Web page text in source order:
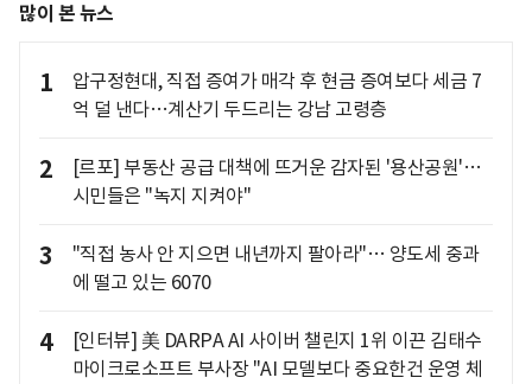
많이 본 뉴스
1
압구정현대, 직접 증여가 매각 후 현금 증여보다 세금 7
억 덜 낸다…계산기 두드리는 강남 고령층
2
[르포] 부동산 공급 대책에 뜨거운 감자된 '용산공원'…
시민들은 "녹지 지켜야"
3
"직접 농사 안 지으면 내년까지 팔아라"… 양도세 중과
에 떨고 있는 6070
4
[인터뷰] 美 DARPA AI 사이버 챌린지 1위 이끈 김태수
마이크로소프트 부사장 "AI 모델보다 중요한건 운영 체